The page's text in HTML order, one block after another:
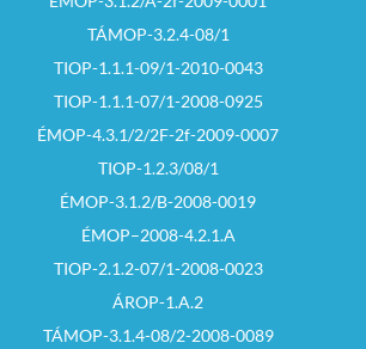
TÁMOP-3.2.4-08/1
TIOP-1.1.1-09/1-2010-0043
TIOP-1.1.1-07/1-2008-0925
ÉMOP-4.3.1/2/2F-2f-2009-0007
TIOP-1.2.3/08/1
ÉMOP-3.1.2/B-2008-0019
ÉMOP–2008-4.2.1.A
TIOP-2.1.2-07/1-2008-0023
ÁROP-1.A.2
TÁMOP-3.1.4-08/2-2008-0089